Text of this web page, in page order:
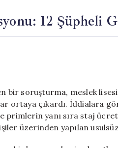
12 Şüpheli
bir soruşturma, meslek
ortaya çıkardı. İddialara
primlerin yanı sıra staj
üzerinden yapılan